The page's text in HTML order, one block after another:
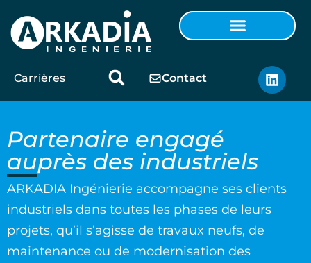
Carrières Contact
Partenaire engagé
auprès des industriels
ARKADIA Ingénierie accompagne ses clients
industriels dans toutes les phases de leurs
projets, qu’il s’agisse de travaux neufs, de
maintenance ou de modernisation des